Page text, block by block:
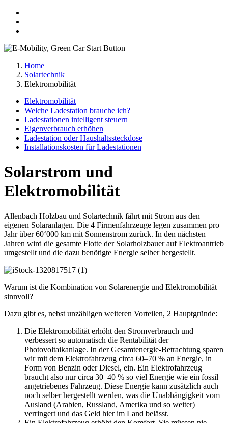
Home
Solartechnik
Elektromobilität
Elektromobilität
Welche Ladestation brauche ich?
Ladestationen intelligent steuern
Eigenverbrauch erhöhen
Ladestation oder Haushaltssteckdose
Installationskosten für Ladestationen
Solarstrom und
Elektromobilität
Allenbach Holzbau und Solartechnik fährt mit Strom aus den
eigenen Solaranlagen. Die 4 Firmenfahrzeuge legen zusammen pro
Jahr über 60‘000 km mit Sonnenstrom zurück. In den nächsten
Jahren wird die gesamte Flotte der Solarholzbauer auf Elektroantrieb
umgestellt und die dazu benötigte Energie selber hergestellt.
Warum ist die Kombination von Solarenergie und Elektromobilität
sinnvoll?
Dazu gibt es, nebst unzähligen weiteren Vorteilen, 2 Hauptgründe:
Die Elektromobilität erhöht den Stromverbrauch und
verbessert so automatisch die Rentabilität der
Photovoltaikanlage. In der Gesamtenergie-Betrachtung sparen
wir mit dem Elektrofahrzeug circa 60–70 % an Energie, in
Form von Benzin oder Diesel, ein. Ein Elektrofahrzeug
braucht also nur circa 30–40 % so viel Energie wie ein fossil
angetriebenes Fahrzeug. Diese Energie kann zusätzlich auch
noch selber hergestellt werden, was die Unabhängigkeit vom
Ausland (Arabien, Russland, Amerika und so weiter)
verringert und das Geld hier im Land belässt.